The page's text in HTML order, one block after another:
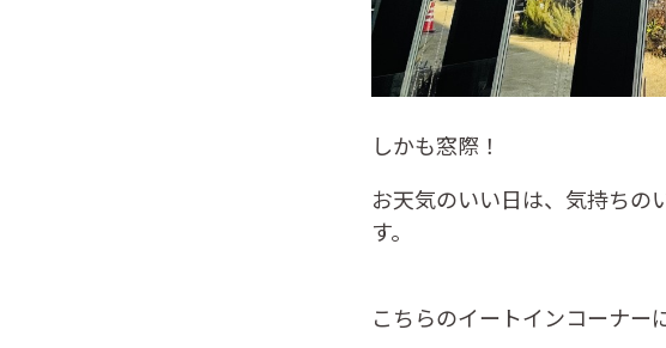
しかも窓際！
お天気のいい日は、気持ちの
す。
こちらのイートインコーナー